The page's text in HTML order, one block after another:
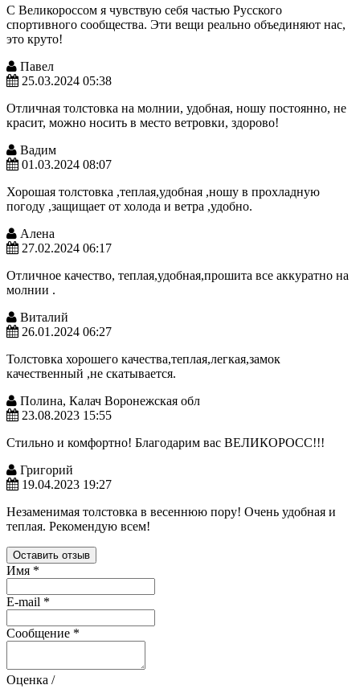
С Великороссом я чувствую себя частью Русского
спортивного сообщества. Эти вещи реально объединяют нас,
это круто!
Павел
25.03.2024 05:38
Отличная толстовка на молнии, удобная, ношу постоянно, не
красит, можно носить в место ветровки, здорово!
Вадим
01.03.2024 08:07
Хорошая толстовка ,теплая,удобная ,ношу в прохладную
погоду ,защищает от холода и ветра ,удобно.
Алена
27.02.2024 06:17
Отличное качество, теплая,удобная,прошита все аккуратно на
молнии .
Виталий
26.01.2024 06:27
Толстовка хорошего качества,теплая,легкая,замок
качественный ,не скатывается.
Полина, Калач Воронежская обл
23.08.2023 15:55
Стильно и комфортно! Благодарим вас ВЕЛИКОРОСС!!!
Григорий
19.04.2023 19:27
Незаменимая толстовка в весеннюю пору! Очень удобная и
теплая. Рекомендую всем!
Оставить отзыв
Имя *
E-mail *
Сообщение *
Оценка /